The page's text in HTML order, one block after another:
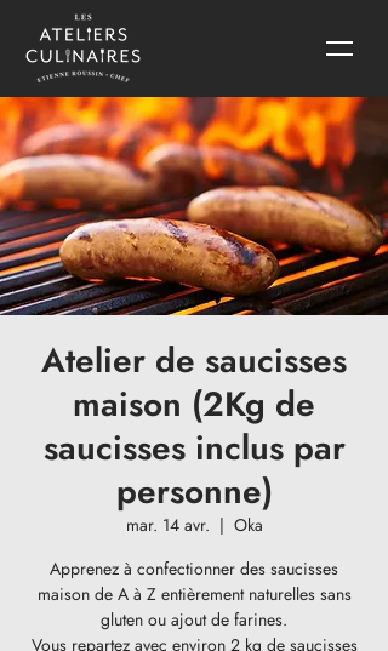
Atelier de saucisses
maison (2Kg de
saucisses inclus par
personne)
mar. 14 avr.
  |
Oka
Apprenez à confectionner des saucisses
maison de A à Z entièrement naturelles sans
gluten ou ajout de farines.
Vous repartez avec environ 2 kg de saucisses